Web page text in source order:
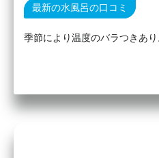
最新の水風呂の口コミ
季節により温度のバラつきあり